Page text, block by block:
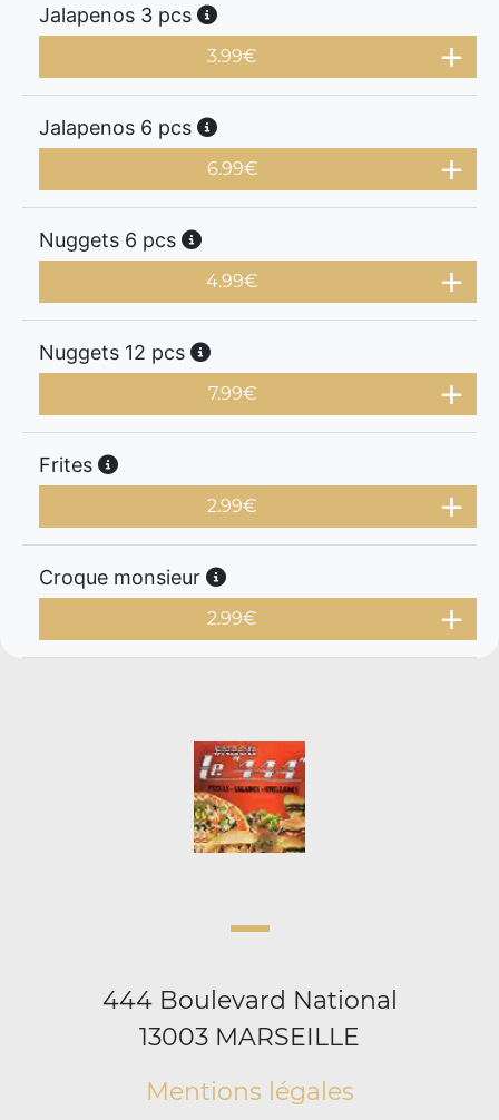
Jalapenos 3 pcs
3.99€
Jalapenos 6 pcs
6.99€
Nuggets 6 pcs
4.99€
Nuggets 12 pcs
7.99€
Frites
2.99€
Croque monsieur
2.99€
444 Boulevard National
13003 MARSEILLE
Mentions légales